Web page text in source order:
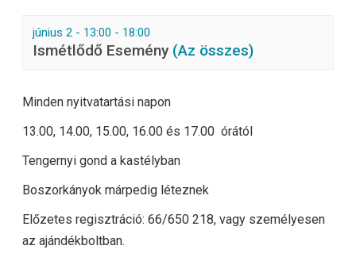
június 2 - 13:00 - 18:00
Ismétlődő Esemény (Az összes)
Minden nyitvatartási napon
13.00, 14.00, 15.00, 16.00 és 17.00 órától
Tengernyi gond a kastélyban
Boszorkányok márpedig léteznek
Előzetes regisztráció: 66/650 218, vagy személyesen
az ajándékboltban.